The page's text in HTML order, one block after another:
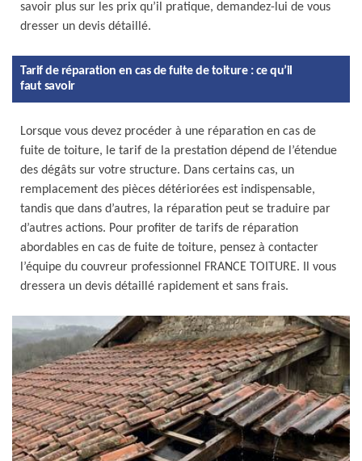
savoir plus sur les prix qu’il pratique, demandez-lui de vous
dresser un devis détaillé.
Tarif de réparation en cas de fuite de toiture : ce qu’il
faut savoir
Lorsque vous devez procéder à une réparation en cas de
fuite de toiture, le tarif de la prestation dépend de l’étendue
des dégâts sur votre structure. Dans certains cas, un
remplacement des pièces détériorées est indispensable,
tandis que dans d’autres, la réparation peut se traduire par
d’autres actions. Pour profiter de tarifs de réparation
abordables en cas de fuite de toiture, pensez à contacter
l’équipe du couvreur professionnel FRANCE TOITURE. Il vous
dressera un devis détaillé rapidement et sans frais.